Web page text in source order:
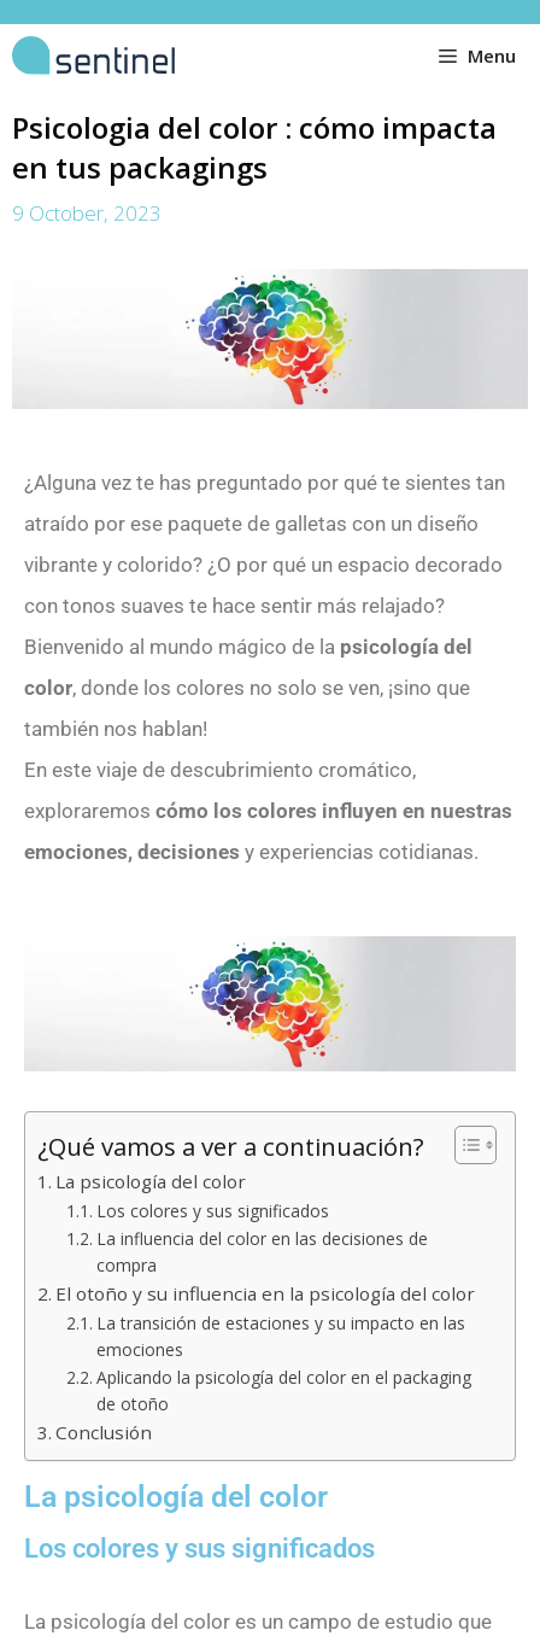
Menu
Psicologia del color : cómo impacta
en tus packagings
9 October, 2023
¿Alguna vez te has preguntado por qué te sientes tan
atraído por ese paquete de galletas con un diseño
vibrante y colorido? ¿O por qué un espacio decorado
con tonos suaves te hace sentir más relajado?
Bienvenido al mundo mágico de la psicología del
color, donde los colores no solo se ven, ¡sino que
también nos hablan!
En este viaje de descubrimiento cromático,
exploraremos cómo los colores influyen en nuestras
emociones, decisiones y experiencias cotidianas.
¿Qué vamos a ver a continuación?
La psicología del color
Los colores y sus significados
La influencia del color en las decisiones de
compra
El otoño y su influencia en la psicología del color
La transición de estaciones y su impacto en las
emociones
Aplicando la psicología del color en el packaging
de otoño
Conclusión
La psicología del color
Los colores y sus significados
La psicología del color es un campo de estudio que